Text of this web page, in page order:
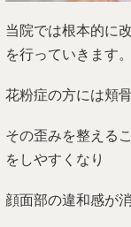
当院では根本的に
を行っていきます。
花粉症の方には頬
その歪みを整える
をしやすくなり
顔面部の違和感が